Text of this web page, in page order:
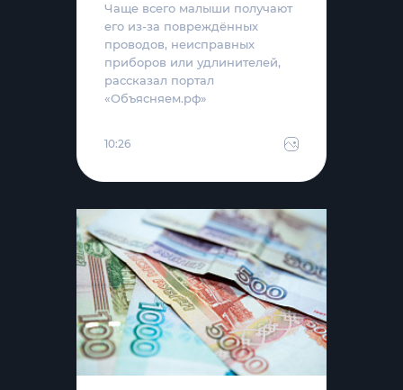
Чаще всего малыши получают
его из-за повреждённых
проводов, неисправных
приборов или удлинителей,
рассказал портал
«Объясняем.рф»
10:26